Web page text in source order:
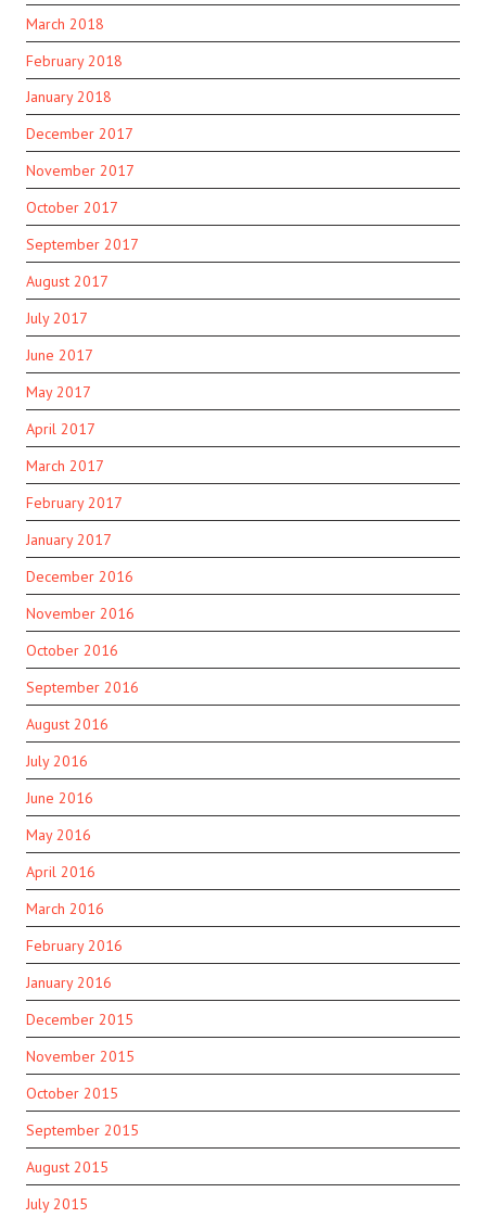
March 2018
February 2018
January 2018
December 2017
November 2017
October 2017
September 2017
August 2017
July 2017
June 2017
May 2017
April 2017
March 2017
February 2017
January 2017
December 2016
November 2016
October 2016
September 2016
August 2016
July 2016
June 2016
May 2016
April 2016
March 2016
February 2016
January 2016
December 2015
November 2015
October 2015
September 2015
August 2015
July 2015